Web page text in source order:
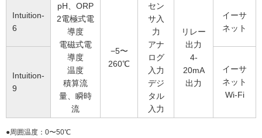
Intuition-
6
pH、ORP
2電極式電
導度
電磁式電
導度
温度
積算流
量、瞬時
流
−5〜
260℃
セン
サ入
力
アナ
ログ
入力
デジ
タル
入力
リレー
出力
4-
20mA
出力
イーサ
ネット
Intuition-
9
イーサ
ネット
Wi-Fi
●周囲温度：0〜50℃